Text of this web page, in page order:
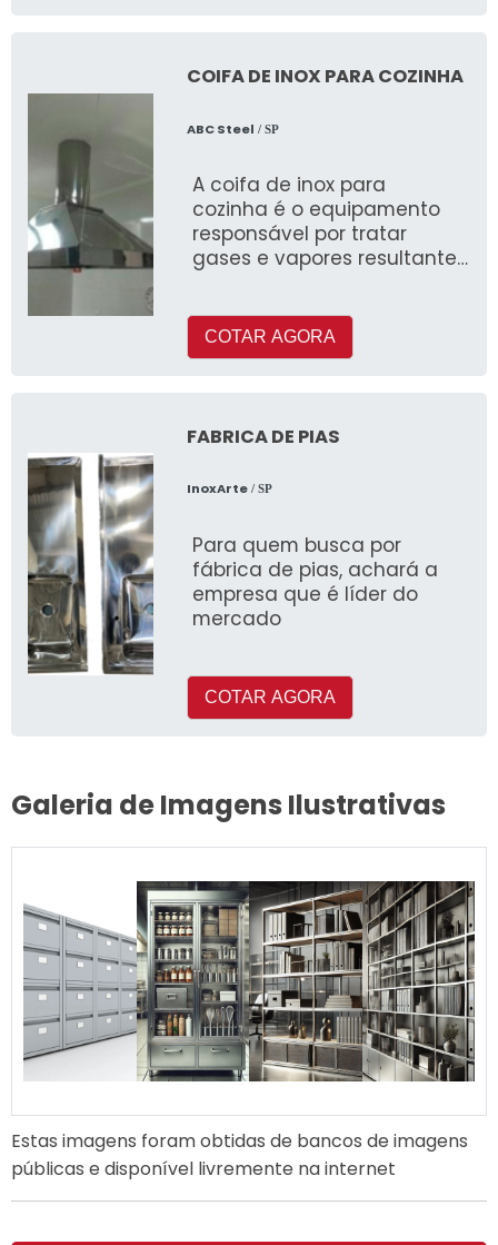
COIFA DE INOX PARA COZINHA
ABC Steel / SP
A coifa de inox para
cozinha é o equipamento
responsável por tratar
gases e vapores resultantes
COTAR AGORA
FABRICA DE PIAS
InoxArte/ SP
Para quem busca por
fábrica de pias, achará a
empresa que é líder do
mercado
COTAR AGORA
Galeria de Imagens Ilustrativas
Estas imagens foram obtidas de bancos de imagens
públicas e disponível livremente na internet